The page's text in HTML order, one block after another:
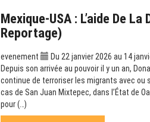
Mexique-USA : L’aide De
Reportage)
evenement
Du 22 janvier 2026 au 14
Depuis son arrivée au pouvoir il y un an,
continue de terroriser les migrants avec ou
cas de San Juan Mixtepec, dans l’État de
pour (…)